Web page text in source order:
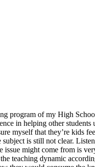
program of my High
in helping other students
myself that they’re kids
is still not clear.
issue might come from is
teaching dynamic